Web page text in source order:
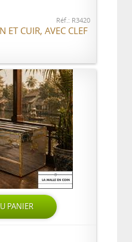
Réf.: R3420
ET CUIR, AVEC CLEF
PANIER